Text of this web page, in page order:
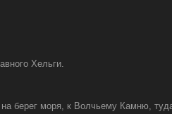
Хельги.
берег моря, к Волчьему Камню,